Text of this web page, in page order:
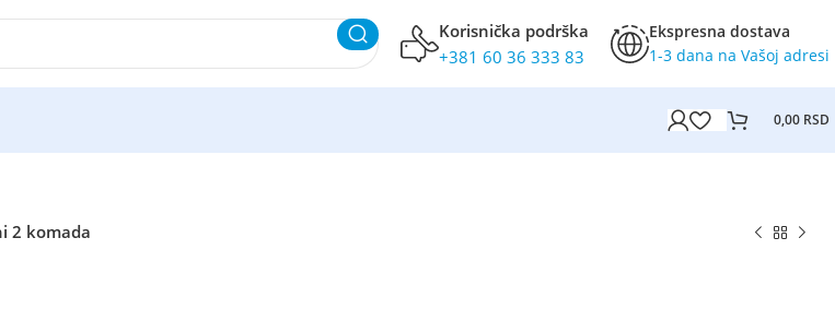
Korisnička podrška
+381 60 36 333 83
Ekspresna dostava
1-3 dana na Vašoj adresi
0,00 RSD
2 komada